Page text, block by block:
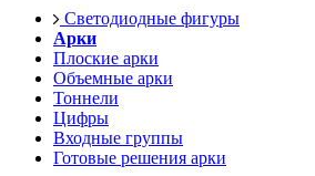
Светодиодные фигуры
Арки
Плоские арки
Объемные арки
Тоннели
Цифры
Входные группы
Готовые решения арки